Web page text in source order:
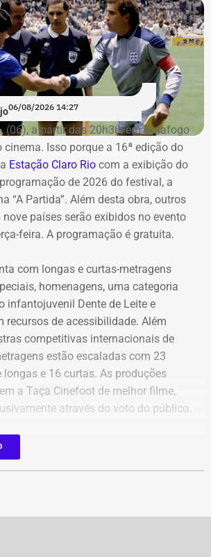
em Campos dos Goytacazes,
e o imóvel herdado em São
150 mil, permaneceram com os
por Carla Machado em 2026 — Foto:
Reprodução/Divulgacand
por Carla Machado em 2022 — Foto:
06/08/2026 14:27
(06), a partir das 20h30, em Botafogo
cinema. Isso porque a 16ª edição do
Estação Claro Rio com a exibição do
de 2026 do festival, a
“A Partida”. Além desta obra, outros
países serão exibidos no evento
feira. A programação é gratuita.
com longas e curtas-metragens
homenagens, uma categoria
infantojuvenil Dente de Leite e
recursos de acessibilidade. Além
competitivas internacionais de
estão escaladas com 23
longas e 16 curtas. As produções
a Taça Cinefoot de melhor filme,
através do voto do público.
são Brasil, Argentina, México,
Unido, Irã, Espanha, Alemanha,